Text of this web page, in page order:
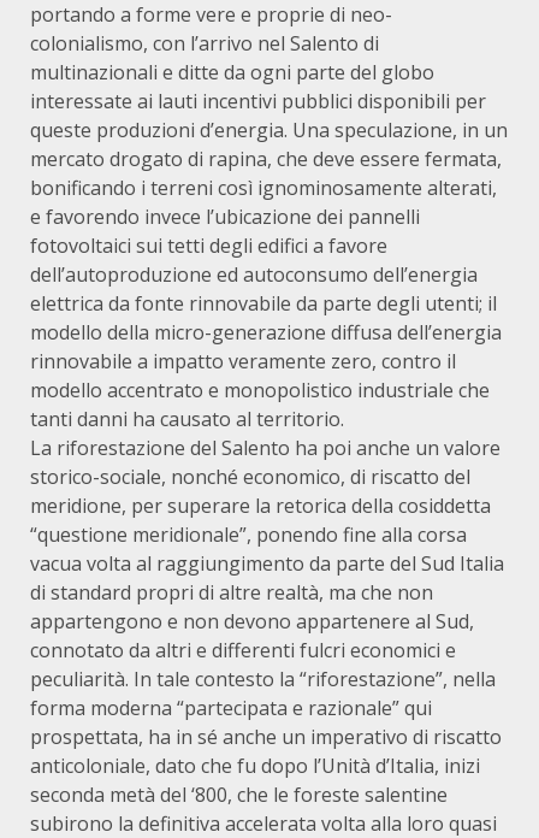
portando a forme vere e proprie di neo-
colonialismo, con l’arrivo nel Salento di
multinazionali e ditte da ogni parte del globo
interessate ai lauti incentivi pubblici disponibili per
queste produzioni d’energia. Una speculazione, in un
mercato drogato di rapina, che deve essere fermata,
bonificando i terreni così ignominosamente alterati,
e favorendo invece l’ubicazione dei pannelli
fotovoltaici sui tetti degli edifici a favore
dell’autoproduzione ed autoconsumo dell’energia
elettrica da fonte rinnovabile da parte degli utenti; il
modello della micro-generazione diffusa dell’energia
rinnovabile a impatto veramente zero, contro il
modello accentrato e monopolistico industriale che
tanti danni ha causato al territorio.
La riforestazione del Salento ha poi anche un valore
storico-sociale, nonché economico, di riscatto del
meridione, per superare la retorica della cosiddetta
“questione meridionale”, ponendo fine alla corsa
vacua volta al raggiungimento da parte del Sud Italia
di standard propri di altre realtà, ma che non
appartengono e non devono appartenere al Sud,
connotato da altri e differenti fulcri economici e
peculiarità. In tale contesto la “riforestazione”, nella
forma moderna “partecipata e razionale” qui
prospettata, ha in sé anche un imperativo di riscatto
anticoloniale, dato che fu dopo l’Unità d’Italia, inizi
seconda metà del ‘800, che le foreste salentine
subirono la definitiva accelerata volta alla loro quasi